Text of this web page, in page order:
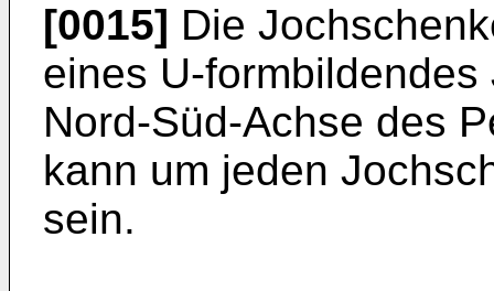
[0015] Die
eines U-
Nord-Süd-Achse des
kann um jeden
sein.